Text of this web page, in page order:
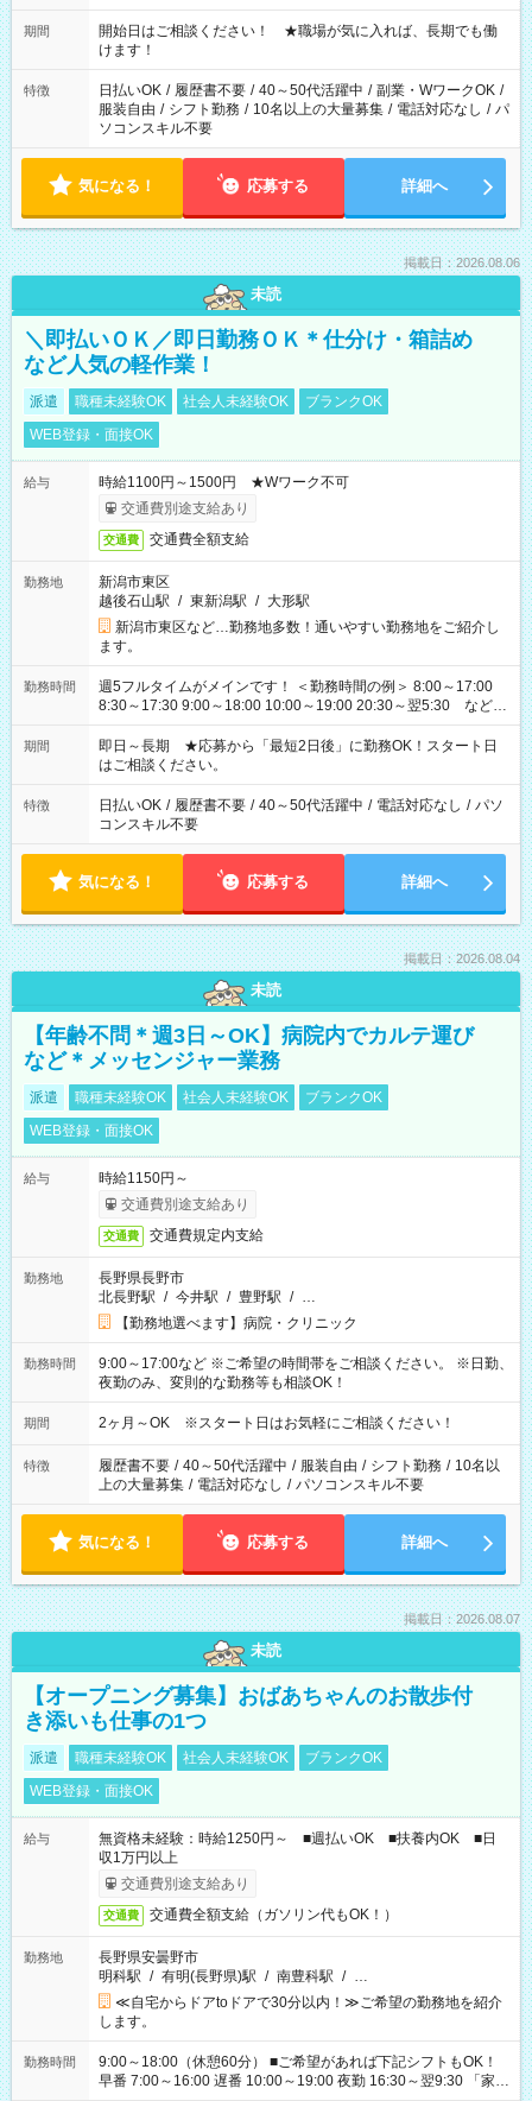
20:00 など 残業なし！ ※Wワークの場合、他のお仕事と合わせ
週40時間超の就業はご案内できません ※法令に基づき、週20時
間以上勤務は社会保険への加入対象となります ※労働者派遣法
（日雇い派遣の原則禁止）により、短時間・短期間の就業はご
案内が難しい場合があります
期間
開始日はご相談ください！ ★職場が気に入れば、長期でも働
けます！
特徴 日払いOK / 履歴書不要 / 40～50代活躍中 / 副業・WワークOK /
服装自由 / シフト勤務 / 10名以上の大量募集 / 電話対応なし / パ
ソコンスキル不要
気になる！ 応募する 詳細へ
掲載日：2026.08.06
未読
＼即払いＯＫ／即日勤務ＯＫ＊仕分け・箱詰め
など人気の軽作業！
派遣 職種未経験OK 社会人未経験OK
ブランクOK
WEB登録・面接OK
給与
時給1100円～1500円 ★Wワーク不可
交通費別途支給あり
交通費 交通費全額支給
勤務地
新潟市東区
越後石山駅 / 東新潟駅 / 大形駅
新潟市東区など…勤務地多数！通いやすい勤務地をご紹介し
ます。
勤務時間
週5フルタイムがメインです！ ＜勤務時間の例＞ 8:00～17:00
8:30～17:30 9:00～18:00 10:00～19:00 20:30～翌5:30 など ★
その他にも勤務時間多数！ 日勤のみ、残業なし、交替制など
ご希望を教えてください！
期間
即日～長期 ★応募から「最短2日後」に勤務OK！スタート日
はご相談ください。
特徴 日払いOK / 履歴書不要 / 40～50代活躍中 / 電話対応なし / パソ
コンスキル不要
気になる！ 応募する 詳細へ
掲載日：2026.08.04
未読
【年齢不問＊週3日～OK】病院内でカルテ運び
など＊メッセンジャー業務
派遣 職種未経験OK 社会人未経験OK
ブランクOK
WEB登録・面接OK
給与
時給1150円～
交通費別途支給あり
交通費 交通費規定内支給
勤務地
長野県長野市
北長野駅 / 今井駅 / 豊野駅 / …
【勤務地選べます】病院・クリニック
勤務時間
9:00～17:00など ※ご希望の時間帯をご相談ください。 ※日勤、
夜勤のみ、変則的な勤務等も相談OK！
期間 2ヶ月～OK ※スタート日はお気軽にご相談ください！
特徴 履歴書不要 / 40～50代活躍中 / 服装自由 / シフト勤務 / 10名以
上の大量募集 / 電話対応なし / パソコンスキル不要
気になる！ 応募する 詳細へ
掲載日：2026.08.07
未読
【オープニング募集】おばあちゃんのお散歩付
き添いも仕事の1つ
派遣 職種未経験OK 社会人未経験OK
ブランクOK
WEB登録・面接OK
給与
無資格未経験：時給1250円～ ■週払いOK ■扶養内OK ■日
収1万円以上
交通費別途支給あり
交通費 交通費全額支給（ガソリン代もOK！）
勤務地
長野県安曇野市
明科駅 / 有明(長野県)駅 / 南豊科駅 / …
≪自宅からドアtoドアで30分以内！≫ご希望の勤務地を紹介
します。
勤務時間
9:00～18:00（休憩60分） ■ご希望があれば下記シフトもOK！
早番 7:00～16:00 遅番 10:00～19:00 夜勤 16:30～翌9:30 「家族